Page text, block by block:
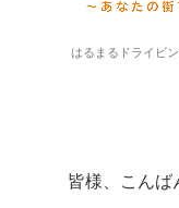
はるまるドライビ
皆様、こんば